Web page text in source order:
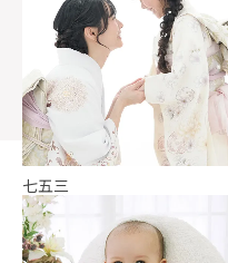
七五三